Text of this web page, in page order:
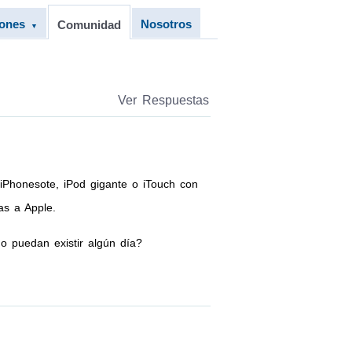
▼ Comunidad Nosotros
Ver Respuestas
iPod gigante o iTouch con
a Apple.
puedan existir algún día?